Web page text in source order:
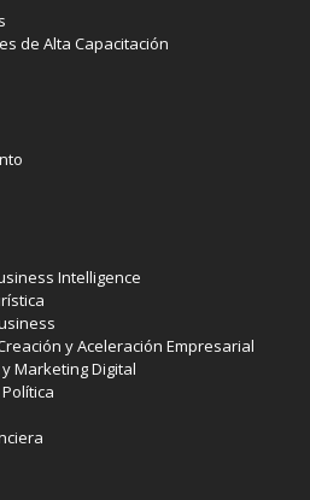
de Alta Capacitación
Intelligence
y Aceleración Empresarial
Marketing Digital